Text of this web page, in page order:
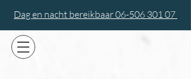
Dag en nacht bereikbaar 06-506 301 07